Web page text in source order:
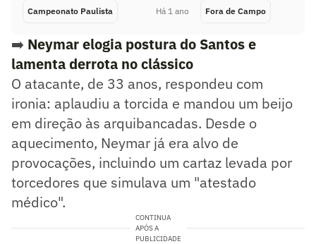
Campeonato Paulista Há 1 ano Fora de Campo
➡️ Neymar elogia postura do Santos e
lamenta derrota no clássico
O atacante, de 33 anos, respondeu com
ironia: aplaudiu a torcida e mandou um beijo
em direção às arquibancadas. Desde o
aquecimento, Neymar já era alvo de
provocações, incluindo um cartaz levada por
torcedores que simulava um "atestado
médico".
CONTINUA
APÓS A
PUBLICIDADE